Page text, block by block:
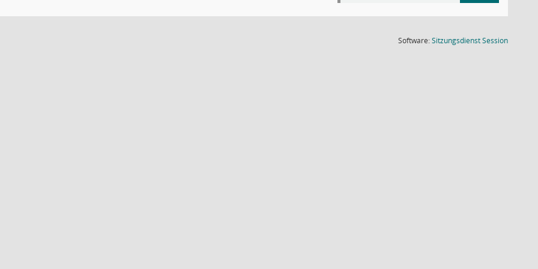
Software:SitzungsdienstSession(Wird in